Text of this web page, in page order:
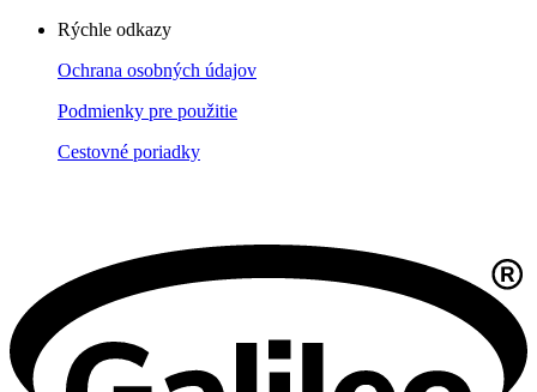
Rýchle odkazy
Ochrana osobných údajov
Podmienky pre použitie
Cestovné poriadky